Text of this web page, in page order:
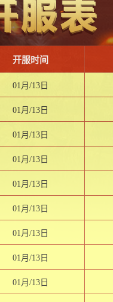
开服时间
01月/13日
01月/13日
01月/13日
01月/13日
01月/13日
01月/13日
01月/13日
01月/13日
01月/13日